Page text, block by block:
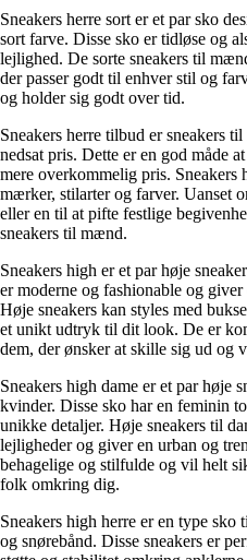
Sneakers herre sort er et par sko
sort farve. Disse sko er tidløse og
lejlighed. De sorte sneakers til
der passer godt til enhver stil og
og holder sig godt over tid.
Sneakers herre tilbud er sneakers
nedsat pris. Dette er en god måde
mere overkommelig pris.
mærker, stilarter og farver. Uanset
eller en til at pifte festlige
sneakers til mænd.
Sneakers high er et par høje
er moderne og fashionable og
Høje sneakers kan styles med
et unikt udtryk til dit look. De er
dem, der ønsker at skille sig ud og
Sneakers high dame er et par høje
kvinder. Disse sko har en feminin
unikke detaljer. Høje sneakers til
lejligheder og giver en urban og
behagelige og stilfulde og vil helt
folk omkring dig.
Sneakers high herre er en type
og snørebånd. Disse sneakers er